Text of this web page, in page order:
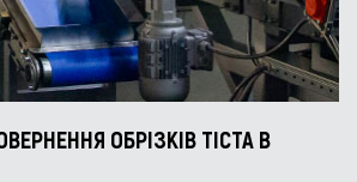
ОБРІЗКІВ ТІСТА В